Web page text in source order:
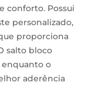
conforto. Possui
personalizado,
proporciona
salto bloco
enquanto o
aderência